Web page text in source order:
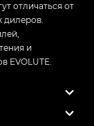
отличаться от
дилеров.
и
EVOLUTE.